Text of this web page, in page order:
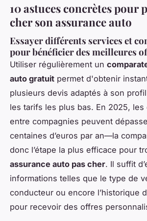
10 astuces concrètes pour
cher son assurance auto
Essayer différents services et
pour bénéficier des meilleures
Utiliser régulièrement un
auto gratuit permet d'obtenir
plusieurs devis adaptés à son
les tarifs les plus bas. En 2025, les
entre compagnies peuvent
centaines d’euros par an—la
donc l’étape la plus efficace pour
assurance auto pas cher. Il suffit
informations telles que le type de
conducteur ou encore l’historique
pour recevoir des offres